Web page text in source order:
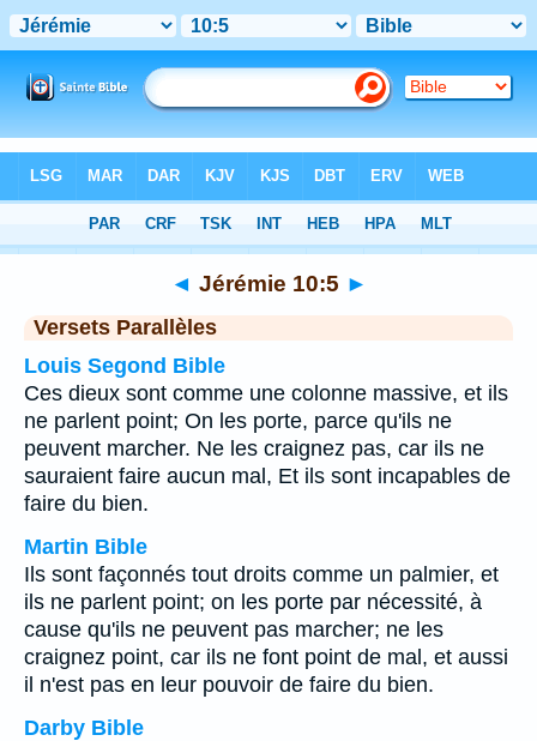
Chapitre 10 > Verset 5
◄ Jérémie 10:5 ►
Versets Parallèles
Louis Segond Bible
Ces dieux sont comme une colonne massive, et ils
ne parlent point; On les porte, parce qu'ils ne
peuvent marcher. Ne les craignez pas, car ils ne
sauraient faire aucun mal, Et ils sont incapables de
faire du bien.
Martin Bible
Ils sont façonnés tout droits comme un palmier, et
ils ne parlent point; on les porte par nécessité, à
cause qu'ils ne peuvent pas marcher; ne les
craignez point, car ils ne font point de mal, et aussi
il n'est pas en leur pouvoir de faire du bien.
Darby Bible